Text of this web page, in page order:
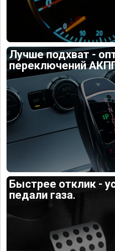
Лучше подхват -
переключений
Быстрее отклик -
педали газа.